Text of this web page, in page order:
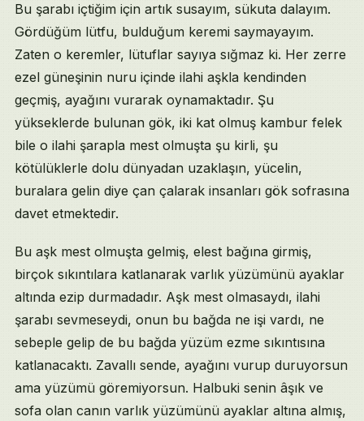
Bu şarabı içtiğim için artık susayım, sükuta dalayım.
Gördüğüm lütfu, bulduğum keremi saymayayım.
Zaten o keremler, lütuflar sayıya sığmaz ki. Her zerre
ezel güneşinin nuru içinde ilahi aşkla kendinden
geçmiş, ayağını vurarak oynamaktadır. Şu
yükseklerde bulunan gök, iki kat olmuş kambur felek
bile o ilahi şarapla mest olmuşta şu kirli, şu
kötülüklerle dolu dünyadan uzaklaşın, yücelin,
buralara gelin diye çan çalarak insanları gök sofrasına
davet etmektedir.
Bu aşk mest olmuşta gelmiş, elest bağına girmiş,
birçok sıkıntılara katlanarak varlık yüzümünü ayaklar
altında ezip durmadadır. Aşk mest olmasaydı, ilahi
şarabı sevmeseydi, onun bu bağda ne işi vardı, ne
sebeple gelip de bu bağda yüzüm ezme sıkıntısına
katlanacaktı. Zavallı sende, ayağını vurup duruyorsun
ama yüzümü göremiyorsun. Halbuki senin âşık ve
sofa olan canın varlık yüzümünü ayaklar altına almış,